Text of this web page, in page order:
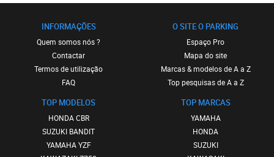
INFORMAÇÕES
Quem somos nós ?
Contactar
Termos de utilização
FAQ
TOP MODELOS
HONDA CBR
SUZUKI BANDIT
YAMAHA YZF
O SITE O PARKING
Espaço Pro
Mapa do site
Marcas & modelos de A a Z
Top pesquisas de A a Z
TOP MARCAS
YAMAHA
HONDA
SUZUKI